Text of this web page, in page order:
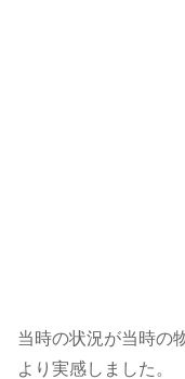
当時の状況が当時の
より実感しました。